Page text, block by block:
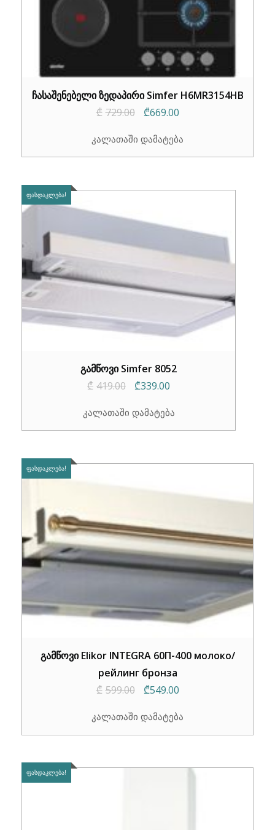
ჩასაშენებელი ზედაპირი Simfer H6MR3154HB
₾ 729.00
Original
was:
₾669.00Current
is:
კალათაში დამატება
ᲤᲐᲡᲓᲐᲙᲚᲔᲑᲐ!
გამწოვი Simfer 8052
₾ 419.00
Original
was:
₾339.00
is:
კალათაში დამატება
ᲤᲐᲡᲓᲐᲙᲚᲔᲑᲐ!
გამწოვი Elikor INTEGRA 60П-400 молоко/
рейлинг бронза
₾ 599.00
Original
was:
₾549.00Current
is:
კალათაში დამატება
ᲤᲐᲡᲓᲐᲙᲚᲔᲑᲐ!